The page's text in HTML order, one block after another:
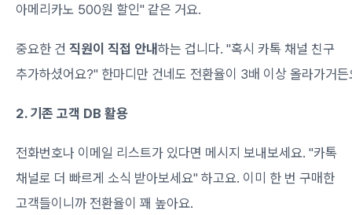
아메리카노 500원 할인" 같은 거요.
중요한 건 직원이 직접 안내하는 겁니다. "혹시 카톡 채널 친구
추가하셨어요?" 한마디만 건네도 전환율이 3배 이상 올라가거든
2. 기존 고객 DB 활용
전화번호나 이메일 리스트가 있다면 메시지 보내보세요. "카톡
채널로 더 빠르게 소식 받아보세요" 하고요. 이미 한 번 구매한
고객들이니까 전환율이 꽤 높아요.